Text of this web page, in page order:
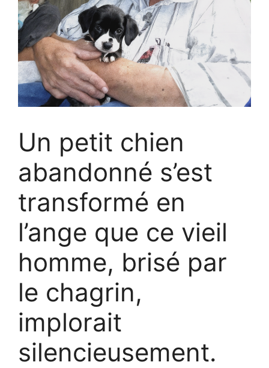
Un petit chien
abandonné s’est
transformé en
l’ange que ce vieil
homme, brisé par
le chagrin,
implorait
silencieusement.